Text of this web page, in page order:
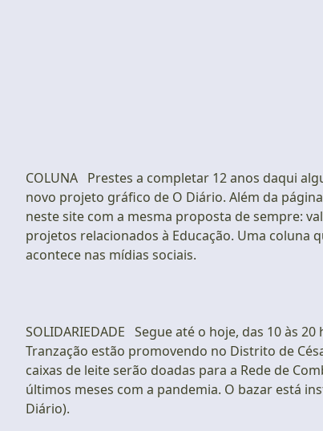
COLUNA Prestes a completar 12 anos daqui
novo projeto gráfico de O Diário. Além da
neste site com a mesma proposta de sempre:
projetos relacionados à Educação. Uma coluna
acontece nas mídias sociais.
SOLIDARIEDADE Segue até o hoje, das 10 às
Tranzação estão promovendo no Distrito de
caixas de leite serão doadas para a Rede de
últimos meses com a pandemia. O bazar está
Diário).